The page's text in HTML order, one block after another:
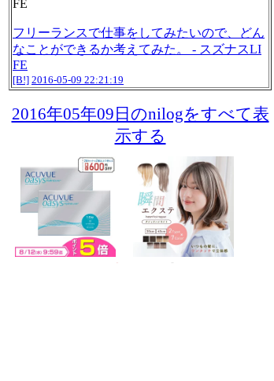
FE
フリーランスで仕事をしてみたいので、どん
なことができるか考えてみた。 - スズナスLI
FE
[B!] 2016-05-09 22:21:19
2016年05年09日のnilogをすべて表
示する